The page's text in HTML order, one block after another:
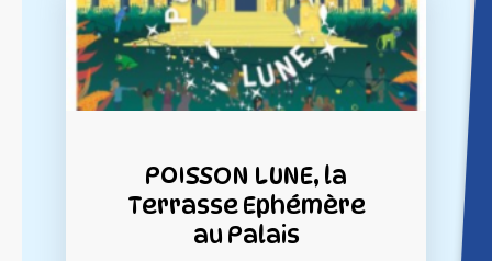
POISSON LUNE, la
Terrasse Ephémère
au Palais